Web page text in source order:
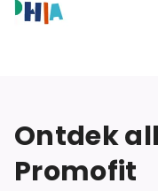
Ontdek
Promofit